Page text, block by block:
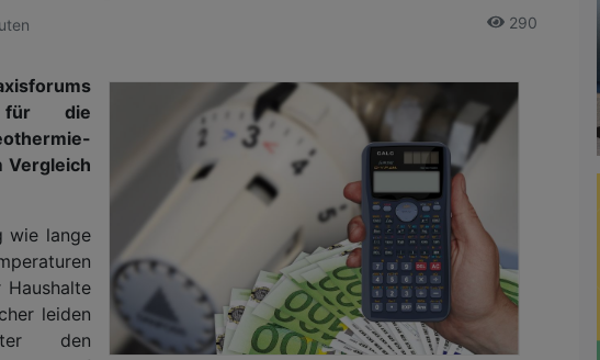
290
für die
Vergleich
wie lange
leiden
den